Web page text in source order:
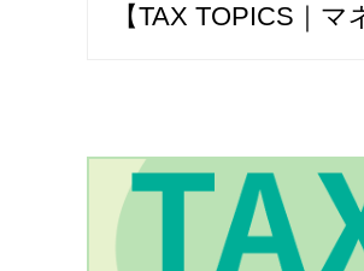
【TAX TOPICS｜